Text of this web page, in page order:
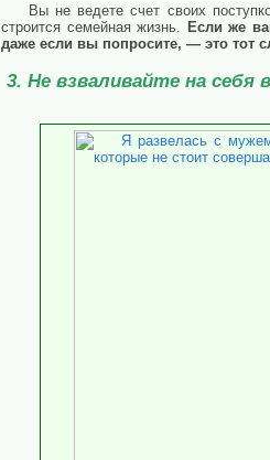
Вы не ведете счет своих
строится семейная жизнь.
Если же
даже если вы попросите, — это тот
3. Не взваливайте на себя